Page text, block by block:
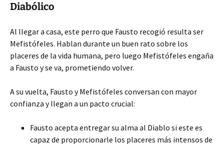
Diabólico
Al llegar a casa, este perro que Fausto recogió resulta ser
Mefistófeles. Hablan durante un buen rato sobre los
placeres de la vida humana, pero luego Mefistófeles engaña
a Fausto y se va, prometiendo volver.
A su vuelta, Fausto y Mefistófeles conversan con mayor
confianza y llegan a un pacto crucial:
Fausto acepta entregar su alma al Diablo si este es
capaz de proporcionarle los placeres más intensos de